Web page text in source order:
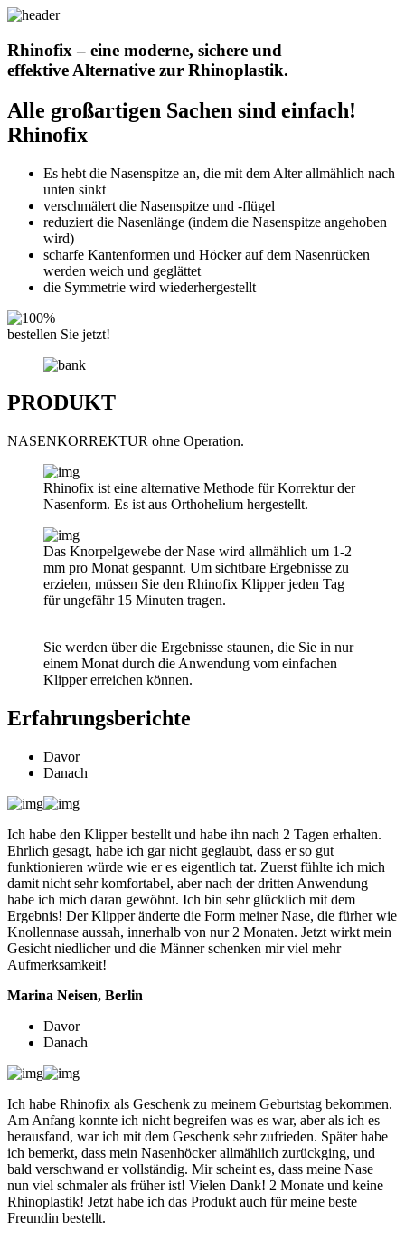
Rhinofix – eine moderne, sichere und
effektive Alternative zur Rhinoplastik.
Alle großartigen Sachen sind einfach!
Rhinofix
Es hebt die Nasenspitze an, die mit dem Alter allmählich nach
unten sinkt
verschmälert die Nasenspitze und -flügel
reduziert die Nasenlänge (indem die Nasenspitze angehoben
wird)
scharfe Kantenformen und Höcker auf dem Nasenrücken
werden weich und geglättet
die Symmetrie wird wiederhergestellt
bestellen Sie jetzt!
PRODUKT
NASENKORREKTUR ohne Operation.
Rhinofix ist eine alternative Methode für Korrektur der
Nasenform. Es ist aus Orthohelium hergestellt.
Das Knorpelgewebe der Nase wird allmählich um 1-2
mm pro Monat gespannt. Um sichtbare Ergebnisse zu
erzielen, müssen Sie den Rhinofix Klipper jeden Tag
für ungefähr 15 Minuten tragen.
Sie werden über die Ergebnisse staunen, die Sie in nur
einem Monat durch die Anwendung vom einfachen
Klipper erreichen können.
Erfahrungsberichte
Davor
Danach
Ich habe den Klipper bestellt und habe ihn nach 2 Tagen erhalten.
Ehrlich gesagt, habe ich gar nicht geglaubt, dass er so gut
funktionieren würde wie er es eigentlich tat. Zuerst fühlte ich mich
damit nicht sehr komfortabel, aber nach der dritten Anwendung
habe ich mich daran gewöhnt. Ich bin sehr glücklich mit dem
Ergebnis! Der Klipper änderte die Form meiner Nase, die fürher wie
Knollennase aussah, innerhalb von nur 2 Monaten. Jetzt wirkt mein
Gesicht niedlicher und die Männer schenken mir viel mehr
Aufmerksamkeit!
Marina Neisen, Berlin
Davor
Danach
Ich habe Rhinofix als Geschenk zu meinem Geburtstag bekommen.
Am Anfang konnte ich nicht begreifen was es war, aber als ich es
herausfand, war ich mit dem Geschenk sehr zufrieden. Später habe
ich bemerkt, dass mein Nasenhöcker allmählich zurückging, und
bald verschwand er vollständig. Mir scheint es, dass meine Nase
nun viel schmaler als früher ist! Vielen Dank! 2 Monate und keine
Rhinoplastik! Jetzt habe ich das Produkt auch für meine beste
Freundin bestellt.